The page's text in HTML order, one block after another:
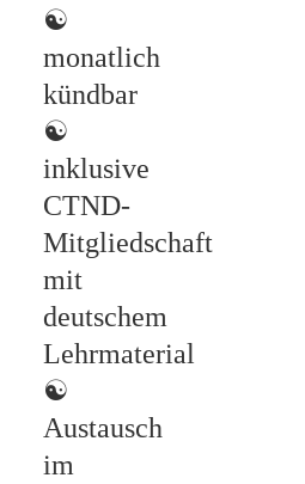
☯
monatlich
kündbar
☯
inklusive
CTND-
Mitgliedschaft
mit
deutschem
Lehrmaterial
☯
Austausch
im